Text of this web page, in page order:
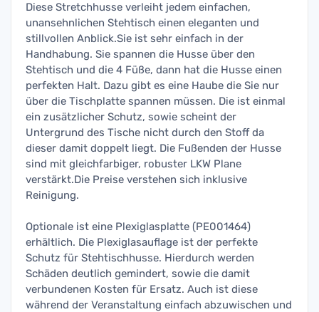
Diese Stretchhusse verleiht jedem einfachen,
unansehnlichen Stehtisch einen eleganten und
stillvollen Anblick.Sie ist sehr einfach in der
Handhabung. Sie spannen die Husse über den
Stehtisch und die 4 Füße, dann hat die Husse einen
perfekten Halt. Dazu gibt es eine Haube die Sie nur
über die Tischplatte spannen müssen. Die ist einmal
ein zusätzlicher Schutz, sowie scheint der
Untergrund des Tische nicht durch den Stoff da
dieser damit doppelt liegt. Die Fußenden der Husse
sind mit gleichfarbiger, robuster LKW Plane
verstärkt.Die Preise verstehen sich inklusive
Reinigung.
Optionale ist eine Plexiglasplatte (PE001464)
erhältlich. Die Plexiglasauflage ist der perfekte
Schutz für Stehtischhusse. Hierdurch werden
Schäden deutlich gemindert, sowie die damit
verbundenen Kosten für Ersatz. Auch ist diese
während der Veranstaltung einfach abzuwischen und